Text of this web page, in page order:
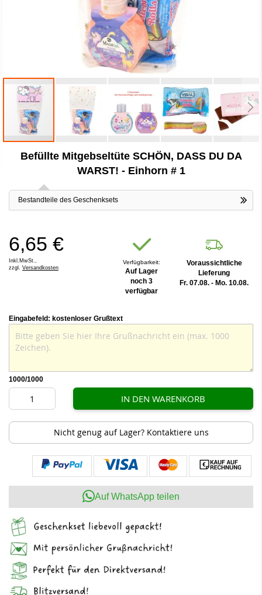
AnfangBefüllte Mitgebseltüte SCHÖN, DASS DU DA
WARST! - Einhorn # 1
Bestandteile des Geschenksets
6,65 €
Inkl.MwSt.,
zzgl. Versandkosten
Verfügbarkeit:
Auf Lager
noch 3
verfügbar
Voraussichtliche
Lieferung
Fr. 07.08. - Mo. 10.08.
Eingabefeld: kostenloser Grußtext
1000/1000
IN DEN WARENKORB
Nicht genug auf Lager? Kontaktiere uns
Auf WhatsApp teilen